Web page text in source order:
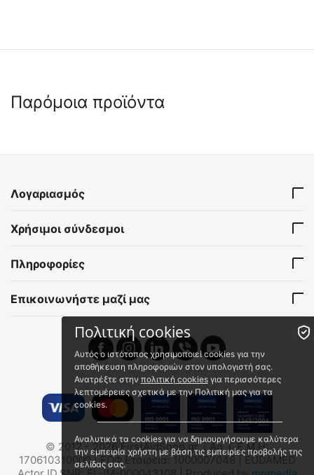
Παρόμοια προϊόντα
MIL-TEC Αδιάβροχο Μπλοκ
- Σημειωματάριο Μικρό
Άμεσα διαθέσιμο
€2.19
TEE-UU Kιμωλία Σήμανσης
Μεγάφωνο Χειρός
(Τηλεβόας) MP-516 Blow
2023720
🖍
TEE-UU TEAM Organizer
Σεμιναρίων & Διαχείρισης
Κρίσεων
2687-9015
Λογαριασμός
Χρήσιμοι σύνδεσμοι
Πληροφορίες
Επικοινωνήστε μαζί μας
© 2012 - 2026 FirstAidShop.gr. | Αρ. Γ.Ε.Μ.Η:
170610310000 | ΕΟΦ Εταιρεία: 1000007048 | EUDAMED
Πολιτική cookies
Αυτός ο ιστότοπος χρησιμοποιεί cookies για την
αποθήκευση πληροφοριών στον υπολογιστή σας.
Ανατρέξτε στην πολιτική cookiesγια περισσότερες
λεπτομέρειες σχετικά με την Πολιτική μας για τα
cookies.
Αναλυτικά τα cookies για να δημιουργήσουμε καλύτερα
την εμπειρία χρήστη με βάση τις εμπειρίες προβολής της
σελίδας σας.